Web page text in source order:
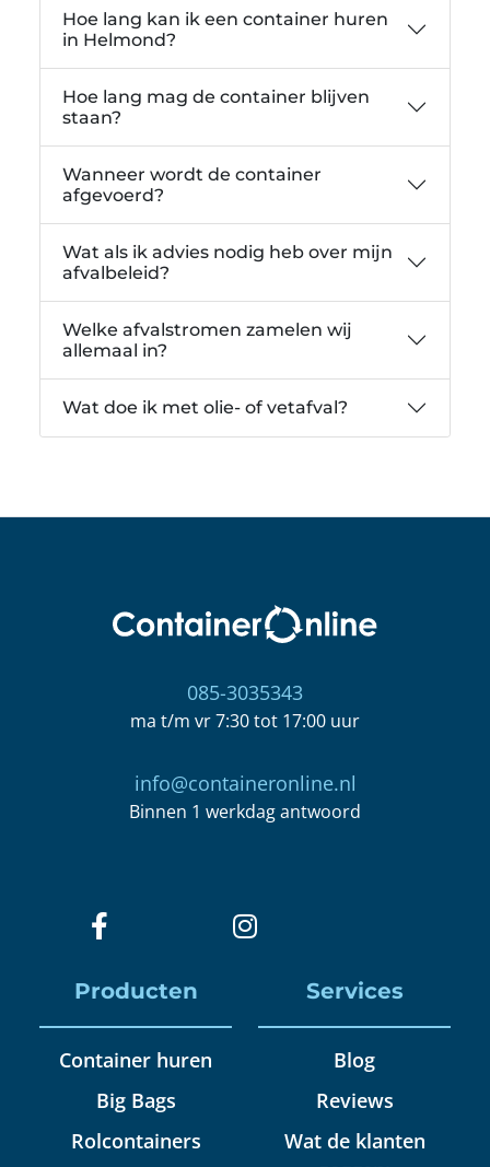
Hoe lang kan ik een container huren
in Helmond?
Hoe lang mag de container blijven
staan?
Wanneer wordt de container
afgevoerd?
Wat als ik advies nodig heb over mijn
afvalbeleid?
Welke afvalstromen zamelen wij
allemaal in?
Wat doe ik met olie- of vetafval?
085-3035343
ma t/m vr 7:30 tot 17:00 uur
info@containeronline.nl
Binnen 1 werkdag antwoord
Producten
Container huren
Big Bags
Rolcontainers
Services
Blog
Reviews
Wat de klanten